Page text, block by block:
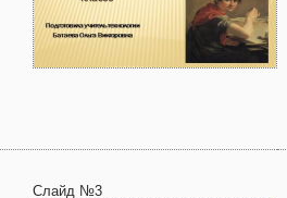
Слайд №3